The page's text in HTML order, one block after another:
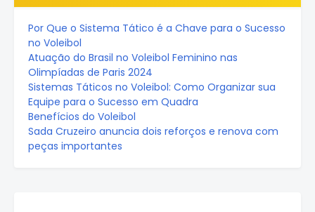
Por Que o Sistema Tático é a Chave para o Sucesso
no Voleibol
Atuação do Brasil no Voleibol Feminino nas
Olimpíadas de Paris 2024
Sistemas Táticos no Voleibol: Como Organizar sua
Equipe para o Sucesso em Quadra
Benefícios do Voleibol
Sada Cruzeiro anuncia dois reforços e renova com
peças importantes